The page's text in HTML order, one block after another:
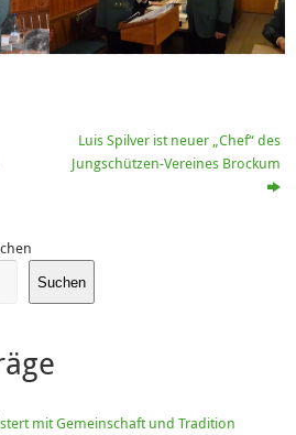
Luis Spilver ist neuer „Chef“ des
Jungschützen-Vereines Brockum
Suchen
mit Gemeinschaft und Tradition